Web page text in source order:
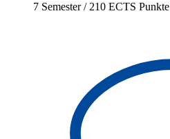
7 Semester / 210 ECTS Punkte